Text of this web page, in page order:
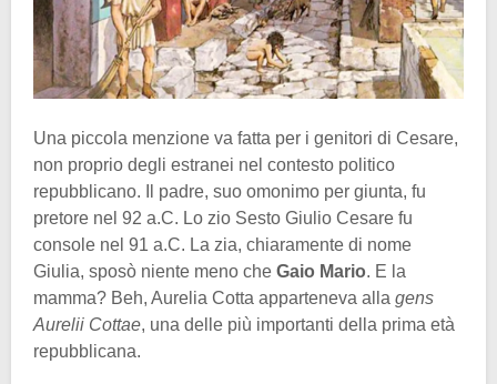
Una piccola menzione va fatta per i genitori di Cesare,
non proprio degli estranei nel contesto politico
repubblicano. Il padre, suo omonimo per giunta, fu
pretore nel 92 a.C. Lo zio Sesto Giulio Cesare fu
console nel 91 a.C. La zia, chiaramente di nome
Giulia, sposò niente meno che Gaio Mario. E la
mamma? Beh, Aurelia Cotta apparteneva alla gens
Aurelii Cottae, una delle più importanti della prima età
repubblicana.